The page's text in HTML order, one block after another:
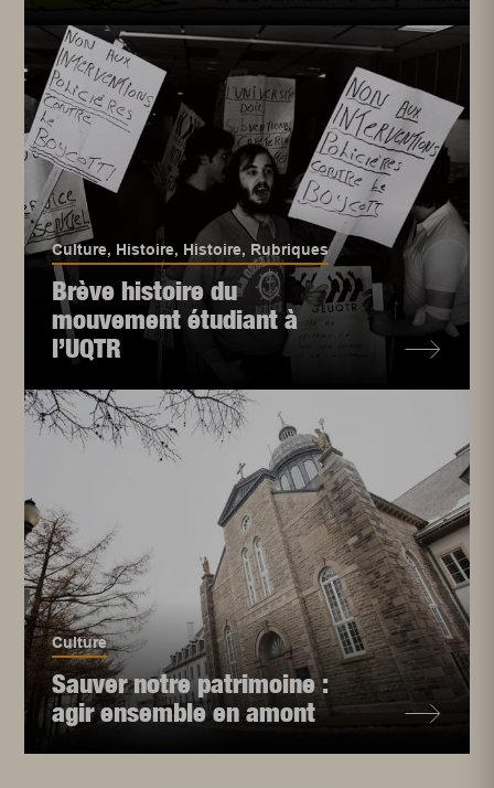
Culture, Histoire, Histoire, Rubriques
Brève histoire du
mouvement étudiant à
l’UQTR
Culture
Sauver notre patrimoine :
agir ensemble en amont